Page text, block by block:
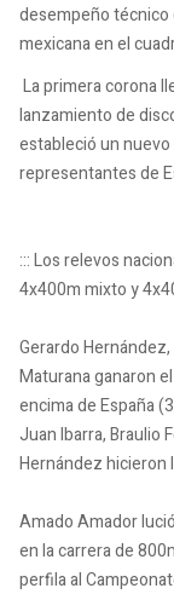
desempeño técnico
mexicana en el
La primera corona
lanzamiento de
estableció un
representantes de
::: Los relevos
4x400m mixto y
Gerardo
Maturana ganaron
encima de España
Juan Ibarra, Braulio
Hernández hicieron
Amado Amador
en la carrera de
perfila al